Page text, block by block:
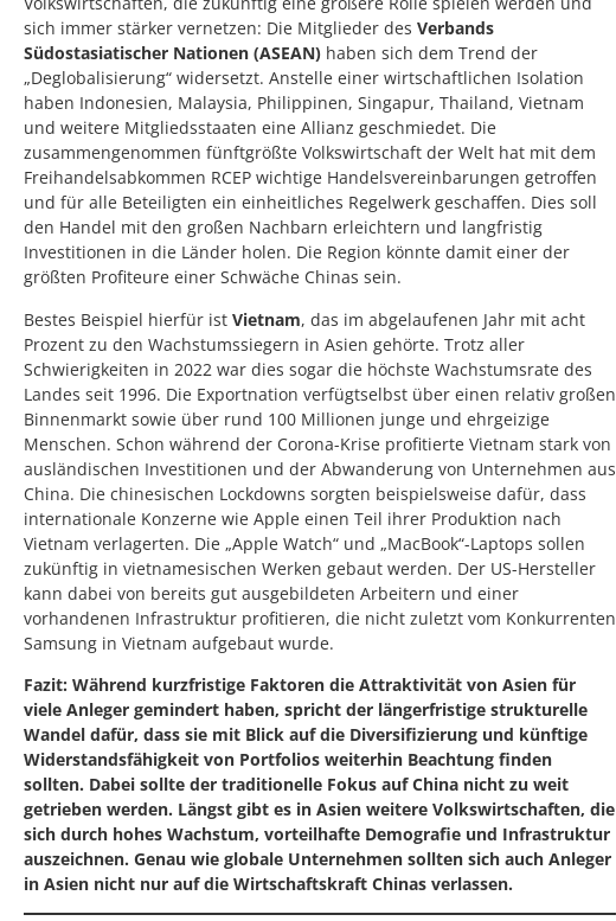
sich immer stärker vernetzen: Die Mitglieder des Verbands
Südostasiatischer Nationen (ASEAN) haben sich dem Trend der
„Deglobalisierung“ widersetzt. Anstelle einer wirtschaftlichen Isolation
haben Indonesien, Malaysia, Philippinen, Singapur, Thailand, Vietnam
und weitere Mitgliedsstaaten eine Allianz geschmiedet. Die
zusammengenommen fünftgrößte Volkswirtschaft der Welt hat mit dem
Freihandelsabkommen RCEP wichtige Handelsvereinbarungen getroffen
und für alle Beteiligten ein einheitliches Regelwerk geschaffen. Dies soll
den Handel mit den großen Nachbarn erleichtern und langfristig
Investitionen in die Länder holen. Die Region könnte damit einer der
größten Profiteure einer Schwäche Chinas sein.
Bestes Beispiel hierfür ist Vietnam, das im abgelaufenen Jahr mit acht
Prozent zu den Wachstumssiegern in Asien gehörte. Trotz aller
Schwierigkeiten in 2022 war dies sogar die höchste Wachstumsrate des
Landes seit 1996. Die Exportnation verfügtselbst über einen relativ großen
Binnenmarkt sowie über rund 100 Millionen junge und ehrgeizige
Menschen. Schon während der Corona-Krise profitierte Vietnam stark von
ausländischen Investitionen und der Abwanderung von Unternehmen aus
China. Die chinesischen Lockdowns sorgten beispielsweise dafür, dass
internationale Konzerne wie Apple einen Teil ihrer Produktion nach
Vietnam verlagerten. Die „Apple Watch“ und „MacBook“-Laptops sollen
zukünftig in vietnamesischen Werken gebaut werden. Der US-Hersteller
kann dabei von bereits gut ausgebildeten Arbeitern und einer
vorhandenen Infrastruktur profitieren, die nicht zuletzt vom Konkurrenten
Samsung in Vietnam aufgebaut wurde.
Fazit: Während kurzfristige Faktoren die Attraktivität von Asien für
viele Anleger gemindert haben, spricht der längerfristige strukturelle
Wandel dafür, dass sie mit Blick auf die Diversifizierung und künftige
Widerstandsfähigkeit von Portfolios weiterhin Beachtung finden
sollten. Dabei sollte der traditionelle Fokus auf China nicht zu weit
getrieben werden. Längst gibt es in Asien weitere Volkswirtschaften, die
sich durch hohes Wachstum, vorteilhafte Demografie und Infrastruktur
auszeichnen. Genau wie globale Unternehmen sollten sich auch Anleger
in Asien nicht nur auf die Wirtschaftskraft Chinas verlassen.